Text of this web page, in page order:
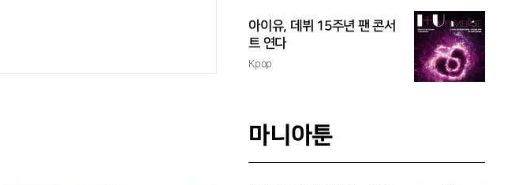
아이유, 데뷔 15주년 팬 콘서
트 연다
Kpop
마니아툰